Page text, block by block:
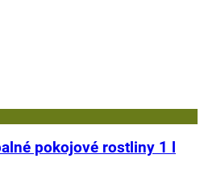
pokojové rostliny 1 l